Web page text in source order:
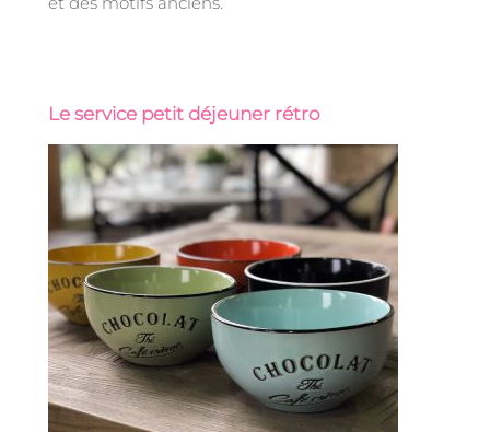
Le service petit déjeuner rétro